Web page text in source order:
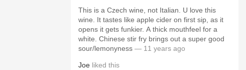
This is a Czech wine, not Italian. U love this
wine. It tastes like apple cider on first sip, as it
opens it gets funkier. A thick mouthfeel for a
white. Chinese stir fry brings out a super good
sour/lemonyness — 11 years ago
Joe liked this